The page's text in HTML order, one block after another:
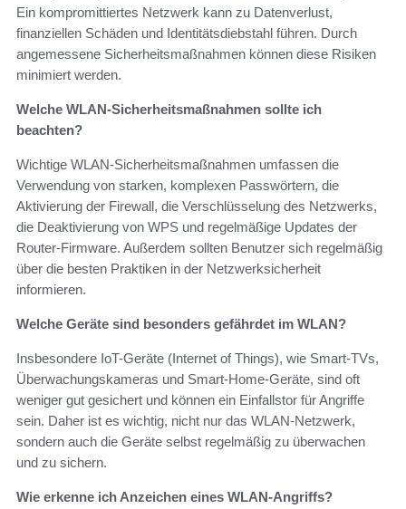
Ein kompromittiertes Netzwerk kann zu Datenverlust,
finanziellen Schäden und Identitätsdiebstahl führen. Durch
angemessene Sicherheitsmaßnahmen können diese Risiken
minimiert werden.
Welche WLAN-Sicherheitsmaßnahmen sollte ich
beachten?
Wichtige WLAN-Sicherheitsmaßnahmen umfassen die
Verwendung von starken, komplexen Passwörtern, die
Aktivierung der Firewall, die Verschlüsselung des Netzwerks,
die Deaktivierung von WPS und regelmäßige Updates der
Router-Firmware. Außerdem sollten Benutzer sich regelmäßig
über die besten Praktiken in der Netzwerksicherheit
informieren.
Welche Geräte sind besonders gefährdet im WLAN?
Insbesondere IoT-Geräte (Internet of Things), wie Smart-TVs,
Überwachungskameras und Smart-Home-Geräte, sind oft
weniger gut gesichert und können ein Einfallstor für Angriffe
sein. Daher ist es wichtig, nicht nur das WLAN-Netzwerk,
sondern auch die Geräte selbst regelmäßig zu überwachen
und zu sichern.
Wie erkenne ich Anzeichen eines WLAN-Angriffs?